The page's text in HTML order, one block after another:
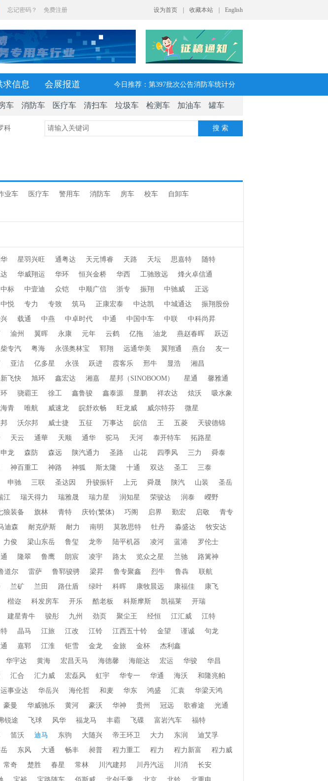
求信息 会展报道 今日推荐：第397批次公告消防车统计分
析：公示企业达21家11种车型，水罐、器
今日推荐：今年危险货物港口作业安全生
车 消防车 医疗车 清扫车 垃圾车 检测车 加油车 罐车
科 搜 索
业车 医疗车 警用车 消防车 房车 校车
自卸车
星羽兴旺 通粤达 天元博睿 天路 天坛 思嘉特
随特
华威翔运 华环 恒兴金桥 华西 工驰致远
烽火卓信通
中标 中壹迪 众铠 中顺广信 浙专 振翔 中驰威
正远
中悦 专力 专致 筑马 正康宏泰 中达凯 中城通达
振翔股份
载通 中燕 中卓时代 中通 中国中车 中联
中科尚昇
渝州 翼晖 永康 元年 云鹤 亿拖 油龙 燕赵春晖
跃迈
柴专汽 粤海 永强奥林宝 郓翔 远通华美 翼翔通 燕台
友一
亚洁 亿多星 永强 跃进 霞客乐 邢牛 显浩
湘昌
新飞快 旭环 鑫宏达 湘嘉 星邦（SINOBOOM） 星通
馨雅通
骁霸王 徐工 鑫鲁骏 鑫泰源 显鹏 祥农达 炫沃
吸水象
青 唯航 威速龙 皖舒欢畅 旺龙威 威尔特芬
微星
沃尔邦 威士捷 五征 万事达 皖信 王 五菱
天骏德锦
天云 通華 天顺 通华 驼马 天河 泰开特车
拓路星
申龙 森防 森远 陕汽通力 圣路 山花 四季风 三力
舜泰
神百重工 神路 神狐 斯太隆 十通 双达 圣工
三泰
申驰 三联 圣达因 升骏振轩 上元 舜晟 陕汽 山装
圣岳
江 瑞天得力 瑞雅晟 瑞力星 润知星 荣骏达 润泰
嶸野
狼装备 旗林 青特 庆铃(繁体) 巧阁 启界 勤宏 启敬
青专
迪森 耐克萨斯 耐力 南明 莫敦思特 牡丹 淼盛达
牧安达
力俊 梁山东岳 鲁玺 龙帝 陆平机器 凌河 蓝港
罗伦士
隆翠 鲁鹰 朗宸 凌宇 路太 览众之星 兰驰
路篱神
道尔 雷萨 鲁郓骏骋 梁昇 鲁专聚鑫 烈牛 鲁犇
联航
兰矿 兰田 路仕盾 绿叶 科晖 康牧晨远 康福佳
康飞
楷迩 科发房车 开乐 酷老板 科斯摩斯 凯福莱
开瑞
建星青牛 骏彤 九州 劲页 聚尘王 经恒 江汇威
江特
晶马 江旅 江改 江铃 江西五十铃 金望 谨诚
句龙
嘉郓 江淮 钜雪 金龙 金旅 金杯
杰利鑫
华宇达 黄海 宏昌天马 海德馨 海能达 宏运 华骏
华昌
汇合 汇力威 宏磊风 虹宇 华专一 华通 海沃
和隆兆帕
事业达 华岳兴 海伦哲 和麦 华东 鸿盛 汇袁
华梁天鸿
豪曼 华威驰乐 黄河 豪沃 华神 贵州 冠远 歌睿途
光通
锐途 飞球 风华 福龙马 丰霸 飞碟 富岩汽车
福特
笛沃 迪马 东驹 大随兴 帝王环卫 大力 东润
迪艾孚
东风 大通 畅丰 昶普 程力重工 程力 程力新富
程力威
常奇 楚胜 春星 常林 川汽建邦 川丹汽运 川消
长安